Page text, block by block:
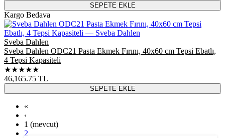
SEPETE EKLE
Kargo Bedava
Sveba Dahlen
Sveba Dahlen ODC21 Pasta Ekmek Fırını, 40x60 cm Tepsi Ebatlı,
4 Tepsi Kapasiteli
★★★★★
46,165.75 TL
SEPETE EKLE
«
‹
1 (mevcut)
2